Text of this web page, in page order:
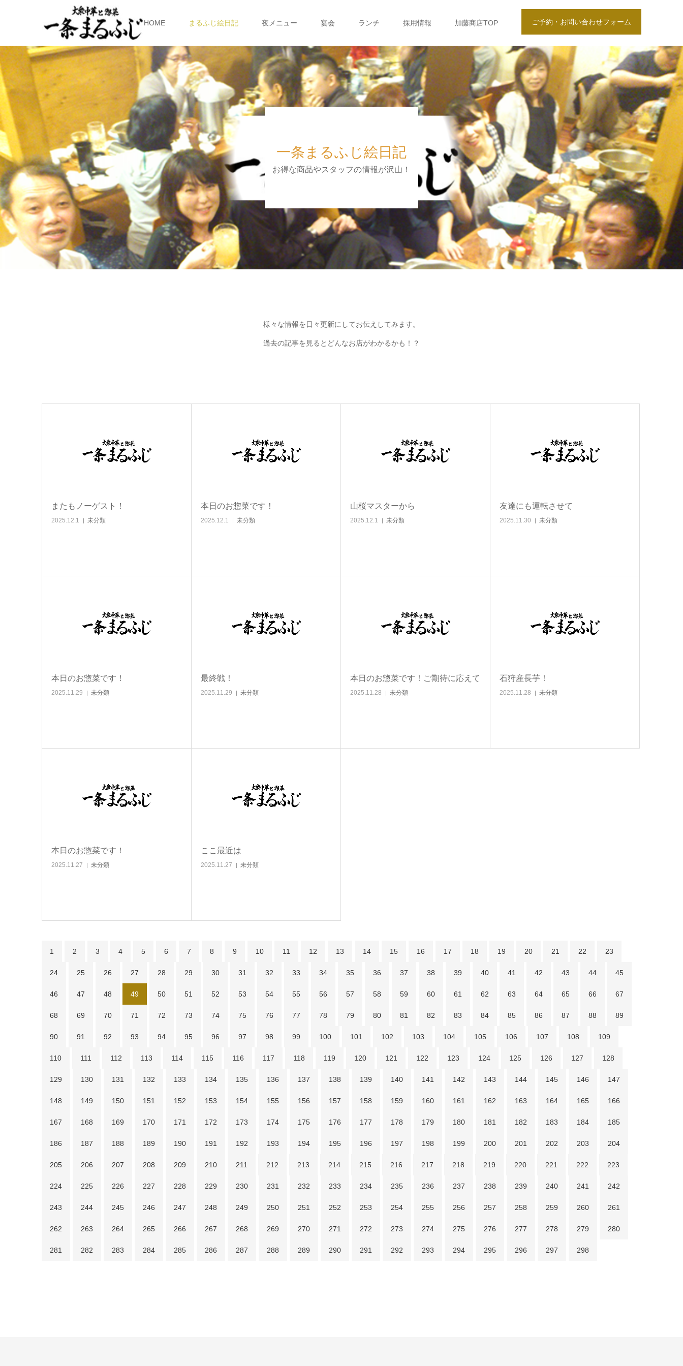
ご予約・お問い合わせフォーム
HOME まるふじ絵日記 夜メニュー 宴会 ランチ 採用情報 加藤商店TOP
一条まるふじ絵日記
お得な商品やスタッフの情報が沢山！
様々な情報を日々更新にしてお伝えしてみます。
過去の記事を見るとどんなお店がわかるかも！？
またもノーゲスト！
2025.12.1 未分類
本日のお惣菜です！
2025.12.1 未分類
山桜マスターから
2025.12.1 未分類
友達にも運転させて
2025.11.30 未分類
本日のお惣菜です！
2025.11.29 未分類
最終戦！
2025.11.29 未分類
本日のお惣菜です！ご期待に応えて
2025.11.28 未分類
石狩産長芋！
2025.11.28 未分類
本日のお惣菜です！
2025.11.27 未分類
ここ最近は
2025.11.27 未分類
1 2 3 4 5 6 7 8 9 10 11 12 13 14 15 16 17 18 19 20 21 22 23
24 25 26 27 28 29 30 31 32 33 34 35 36 37 38 39 40 41 42 43 44 45
46 47 48 49 50 51 52 53 54 55 56 57 58 59 60 61 62 63 64 65 66 67
68 69 70 71 72 73 74 75 76 77 78 79 80 81 82 83 84 85 86 87 88 89
90 91 92 93 94 95 96 97 98 99 100 101 102 103 104 105 106 107 108 109
110 111 112 113 114 115 116 117 118 119 120 121 122 123 124 125 126 127 128
129 130 131 132 133 134 135 136 137 138 139 140 141 142 143 144 145 146 147
148 149 150 151 152 153 154 155 156 157 158 159 160 161 162 163 164 165 166
167 168 169 170 171 172 173 174 175 176 177 178 179 180 181 182 183 184 185
186 187 188 189 190 191 192 193 194 195 196 197 198 199 200 201 202 203 204
205 206 207 208 209 210 211 212 213 214 215 216 217 218 219 220 221 222 223
224 225 226 227 228 229 230 231 232 233 234 235 236 237 238 239 240 241 242
243 244 245 246 247 248 249 250 251 252 253 254 255 256 257 258 259 260 261
262 263 264 265 266 267 268 269 270 271 272 273 274 275 276 277 278 279 280
281 282 283 284 285 286 287 288 289 290 291 292 293 294 295 296 297 298